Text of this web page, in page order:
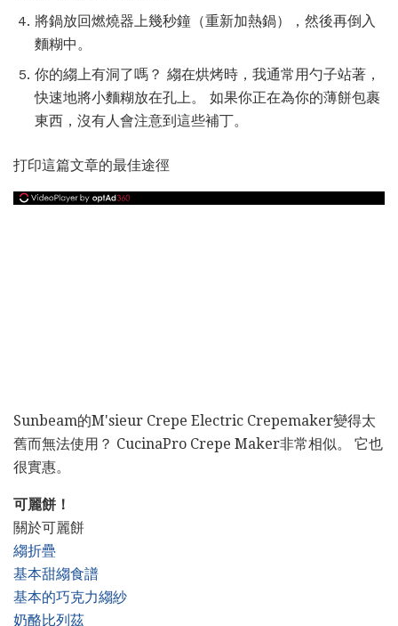
將鍋放回燃燒器上幾秒鐘（重新加熱鍋），然後再倒入
麵糊中。
你的縐上有洞了嗎？ 縐在烘烤時，我通常用勺子站著，
快速地將小麵糊放在孔上。 如果你正在為你的薄餅包裹
東西，沒有人會注意到這些補丁。
打印這篇文章的最佳途徑
Sunbeam的M'sieur Crepe Electric Crepemaker變得太
舊而無法使用？ CucinaPro Crepe Maker非常相似。 它也
很實惠。
可麗餅！
關於可麗餅
縐折疊
基本甜縐食譜
基本的巧克力縐紗
奶酪比列茲